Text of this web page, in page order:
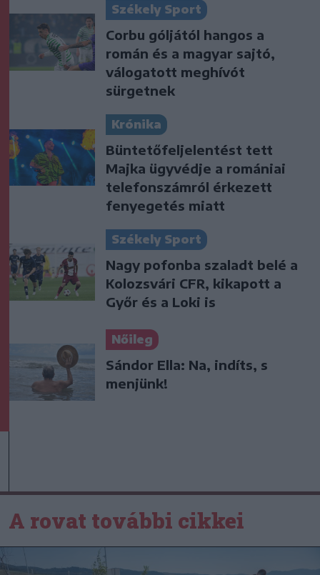
Székely Sport
Corbu góljától hangos a
román és a magyar sajtó,
válogatott meghívót
sürgetnek
Krónika
Büntetőfeljelentést tett
Majka ügyvédje a romániai
telefonszámról érkezett
fenyegetés miatt
Székely Sport
Nagy pofonba szaladt belé a
Kolozsvári CFR, kikapott a
Győr és a Loki is
Nőileg
Sándor Ella: Na, indíts, s
menjünk!
A rovat további cikkei